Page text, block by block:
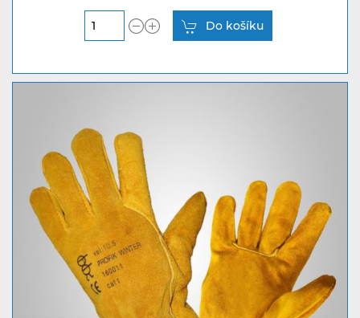
Do košíku